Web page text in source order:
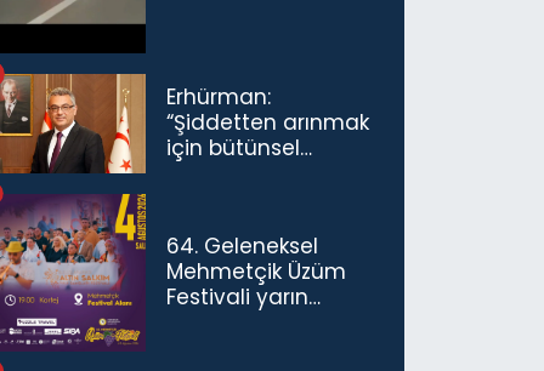
Erhürman:
“Şiddetten arınmak
için bütünsel
64. Geleneksel
Mehmetçik Üzüm
Festivali yarın